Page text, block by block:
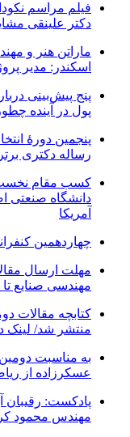
فیلم مراسم
دکتر علینقی مشایخی – ۸
ماراتن هنر و
اسکندر: مدیر
پنج پیش‌بینی
پول در آینده
پنجمین دورۀ
رساله دکتری
کسب مقام نخست
دانشگاه صنعتی
آمریکا
چهاردهمین کنفرانس
مهلت ارسال
مهندسی صنایع تا ۱ آبان ماه تمدید شد.
کتابچه مقالات
منتشر شد/ لینک
به مناسبت
عسکرزاده از
پادکست: رقیبان
مهندس محمود